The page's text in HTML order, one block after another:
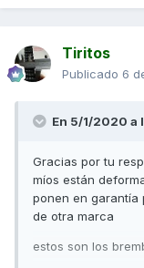
Tiritos
Publicado 6
En 5/1/2020 a
Gracias por tu
míos están
ponen en garantía
de otra marca
estos son los